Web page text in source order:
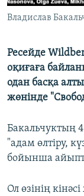
Владислав
Ресейде
оқиғаға
одан басқа
жөнінде
Бакальчуктың
"адам өлтіру,
бойынша
Ол өзінің